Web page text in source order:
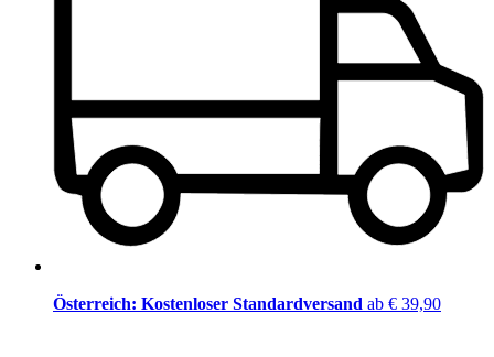
Österreich: Kostenloser Standardversand ab € 39,90